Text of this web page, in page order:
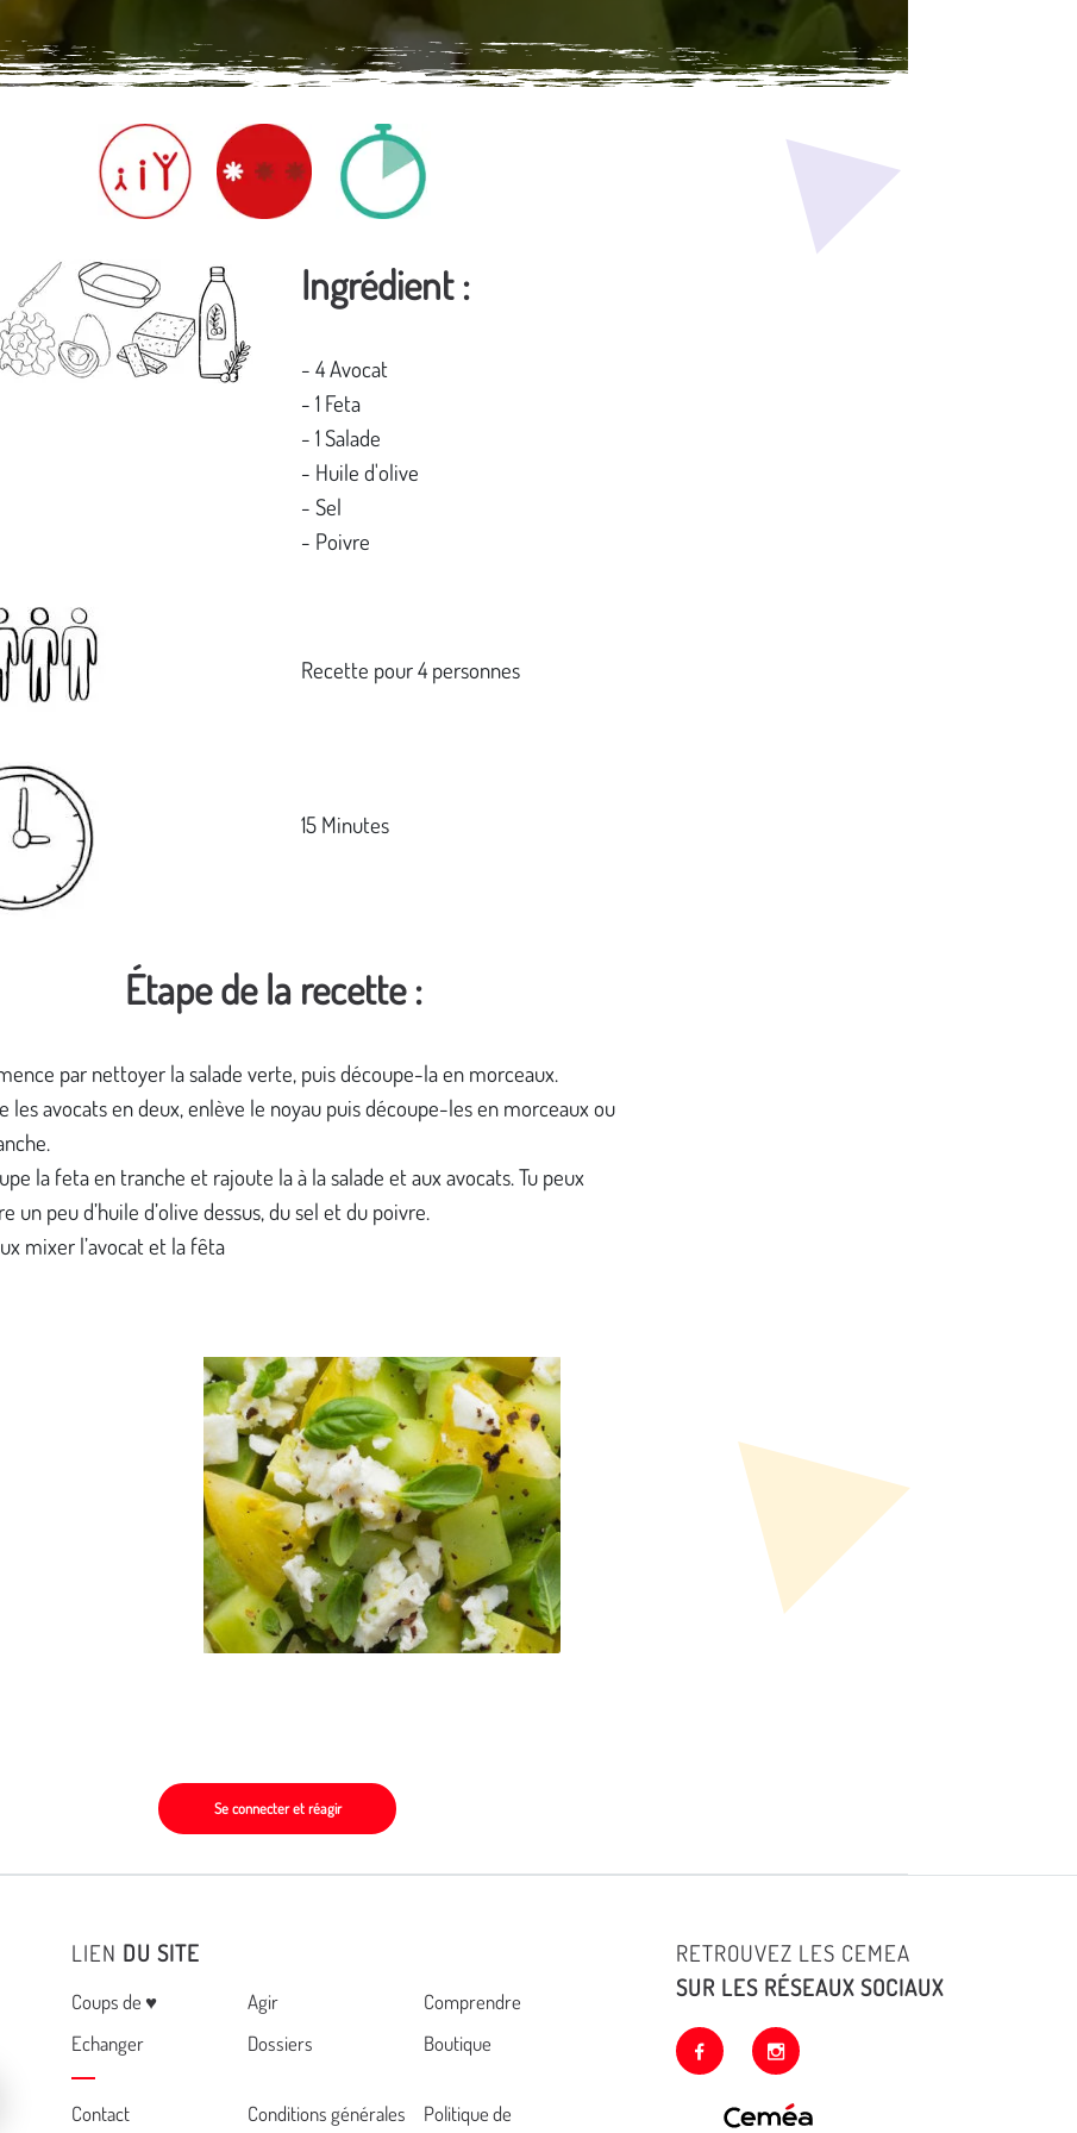
Ingrédient :
- 4 Avocat
- 1 Feta
- 1 Salade
- Huile d'olive
- Sel
- Poivre
Recette pour 4 personnes
15 Minutes
Étape de la recette :
par nettoyer la salade verte, puis découpe-la en morceaux.
les avocats en deux, enlève le noyau puis découpe-les en morceaux ou
la feta en tranche et rajoute la à la salade et aux avocats. Tu peux
un peu d’huile d’olive dessus, du sel et du poivre.
mixer l’avocat et la fêta
Se connecter et réagir
LIEN DU SITE
Menu
Coups de ♥ Agir
Comprendre
Echanger
Dossiers Boutique
Contact
Conditions générales
Politique de
RETROUVEZ LES CEMEA
SUR LES RÉSEAUX SOCIAUX
facebook instagram